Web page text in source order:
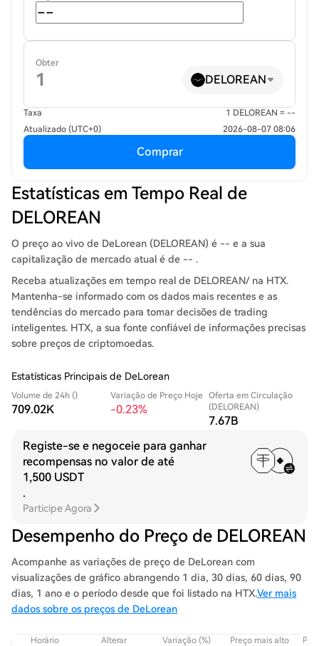
Obter
DELOREAN
Taxa
1 DELOREAN = --
Atualizado (UTC+0)
2026-08-07 08:06
Comprar
Estatísticas em Tempo Real de
DELOREAN
O preço ao vivo de DeLorean (DELOREAN) é -- e a sua
capitalização de mercado atual é de -- .
Receba atualizações em tempo real de DELOREAN/ na HTX.
Mantenha-se informado com os dados mais recentes e as
tendências do mercado para tomar decisões de trading
inteligentes. HTX, a sua fonte confiável de informações precisas
sobre preços de criptomoedas.
Estatísticas Principais de DeLorean
Volume de 24h ()
709.02K
Variação de Preço Hoje
-0.23%
Oferta em Circulação
(DELOREAN)
7.67B
Registe-se e negoceie para ganhar
recompensas no valor de até
1,500 USDT
.
Participe Agora
Desempenho do Preço de DELOREAN
Acompanhe as variações de preço de DeLorean com
visualizações de gráfico abrangendo 1 dia, 30 dias, 60 dias, 90
dias, 1 ano e o período desde que foi listado na HTX.Ver mais
dados sobre os preços de DeLorean
Horário Alterar Variação (%) Preço mais alto